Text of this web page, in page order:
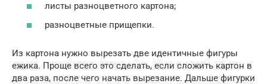
листы разноцветного картона;
разноцветные прищепки.
Из картона нужно вырезать две идентичные фигуры
ежика. Проще всего это сделать, если сложить картон в
два раза, после чего начать вырезание. Дальше фигурки